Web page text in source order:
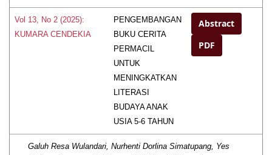
Vol 13, No 2 (2025):
KUMARA CENDEKIA
PENGEMBANGAN
BUKU CERITA
PERMACIL
UNTUK
MENINGKATKAN
LITERASI
BUDAYA ANAK
USIA 5-6 TAHUN
Abstract
PDF
Galuh Resa Wulandari, Nurhenti Dorlina Simatupang, Yes